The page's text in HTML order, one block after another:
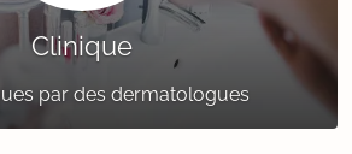
Clinique
par des dermatologues